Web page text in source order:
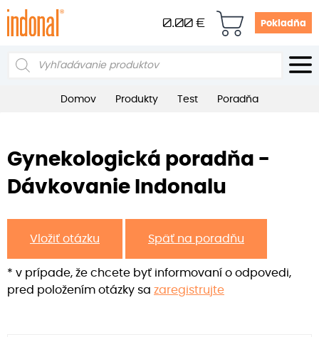
0.00 € Pokladňa
Products
Domov Produkty Test Poradňa
Gynekologická poradňa -
Dávkovanie Indonalu
Vložiť otázku Späť na poradňu
* v prípade, že chcete byť informovaní o odpovedi,
pred položením otázky sa zaregistrujte